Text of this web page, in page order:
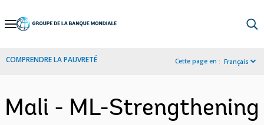
Skip
Navigation
COMPRENDRE LA PAUVRETÉ Cette page en : Français
Mali - ML-Strengthening